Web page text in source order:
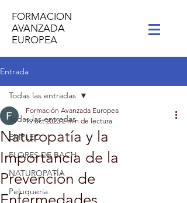
FORMACION
AVANZADA
EUROPEA
Entrada
Todas las entradas
EMPLEO
FLORES DE BACH
NATUROPATÍA
Peluqueria
Todas las entradas
Naturopatía y la
Importancia de la
Prevención de
Formación Avanzada Europea
19 oct 2023 2 min de lectura